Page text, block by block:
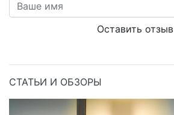
Оставить отзыв
СТАТЬИ И ОБЗОРЫ